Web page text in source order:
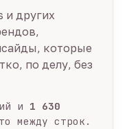
и других
которые
по делу, без
и 1 630
между строк.